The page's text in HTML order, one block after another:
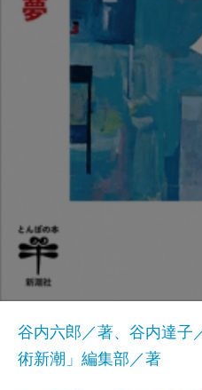
谷内六郎／著、谷内達子
術新潮」編集部／著